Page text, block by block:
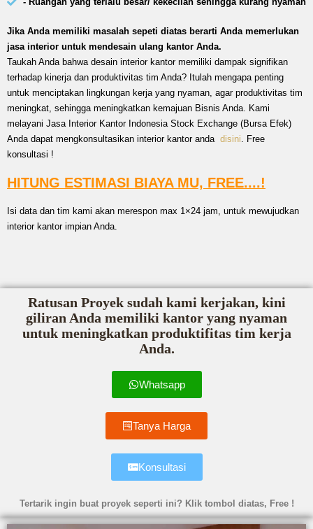
Jika Anda memiliki masalah sepeti diatas berarti Anda memerlukan
jasa interior untuk mendesain ulang kantor Anda.
Taukah Anda bahwa desain interior kantor memiliki dampak signifikan
terhadap kinerja dan produktivitas tim Anda? Itulah mengapa penting
untuk menciptakan lingkungan kerja yang nyaman, agar produktivitas tim
meningkat, sehingga meningkatkan kemajuan Bisnis Anda. Kami
melayani Jasa Interior Kantor Indonesia Stock Exchange (Bursa Efek)
Anda dapat mengkonsultasikan interior kantor anda disini. Free
konsultasi !
HITUNG ESTIMASI BIAYA MU, FREE....!
Isi data dan tim kami akan merespon max 1×24 jam, untuk mewujudkan
interior kantor impian Anda.
Ratusan Proyek sudah kami kerjakan, kini
giliran Anda memiliki kantor yang nyaman
untuk meningkatkan produktifitas tim kerja
Anda.
Whatsapp
Tanya Harga
Konsultasi
Tertarik ingin buat proyek seperti ini? Klik tombol diatas, Free !